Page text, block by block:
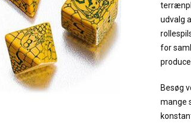
udvalg
for
Besøg
mange